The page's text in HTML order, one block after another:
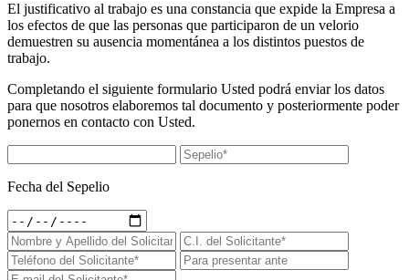
El justificativo al trabajo es una constancia que expide la Empresa a
los efectos de que las personas que participaron de un velorio
demuestren su ausencia momentánea a los distintos puestos de
trabajo.
Completando el siguiente formulario Usted podrá enviar los datos
para que nosotros elaboremos tal documento y posteriormente poder
ponernos en contacto con Usted.
Fecha del Sepelio